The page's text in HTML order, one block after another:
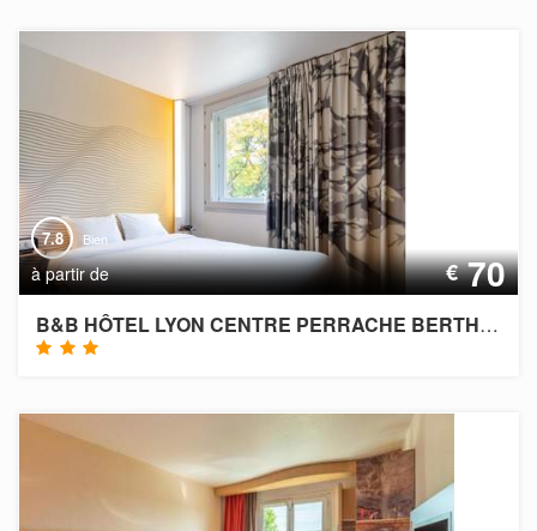
7.8 Bien
à partir de €70
B&B HÔTEL LYON CENTRE PERRACHE BERTHELOT